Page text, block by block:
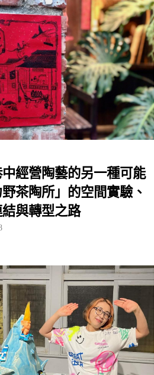
經營陶藝的另一種可能
茶陶所」的空間實驗、
與轉型之路